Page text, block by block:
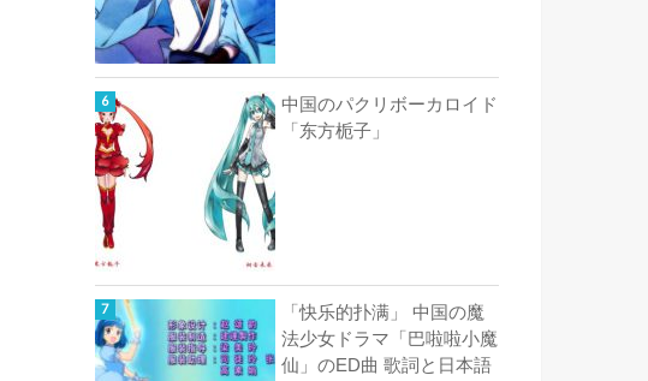
中国のパクリボーカロイド
「东方栀子」
「快乐的扑满」 中国の魔
法少女ドラマ「巴啦啦小魔
仙」のED曲 歌詞と日本語